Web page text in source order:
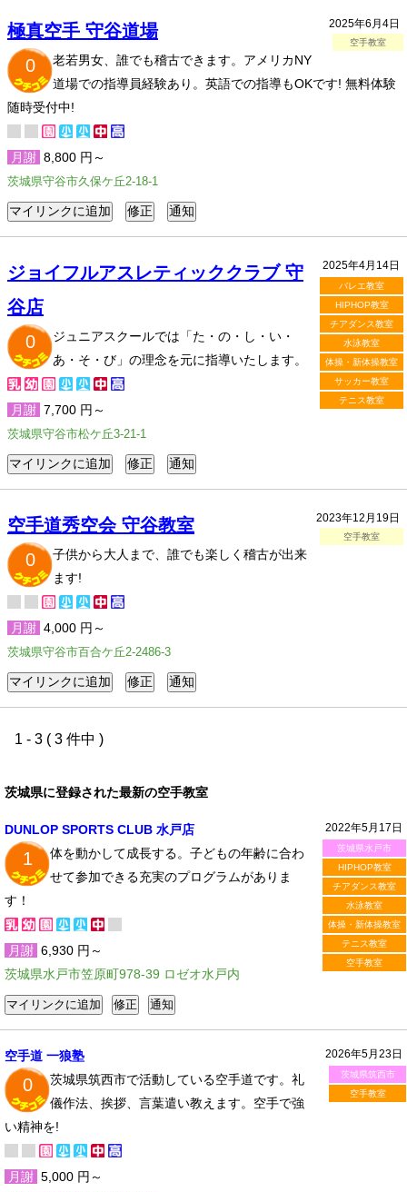
2025年6月4日
空手教室
極真空手 守谷道場
0
老若男女、誰でも稽古できます。アメリカNY
道場での指導員経験あり。英語での指導もOKです! 無料体験
随時受付中!
月謝 8,800 円～
茨城県守谷市久保ケ丘2-18-1
2025年4月14日
バレエ教室
HIPHOP教室
チアダンス教室
水泳教室
体操・新体操教室
サッカー教室
テニス教室
ジョイフルアスレティッククラブ 守
谷店
0
ジュニアスクールでは「た・の・し・い・
あ・そ・び」の理念を元に指導いたします。
月謝 7,700 円～
茨城県守谷市松ケ丘3-21-1
2023年12月19日
空手教室
空手道秀空会 守谷教室
0
子供から大人まで、誰でも楽しく稽古が出来
ます!
月謝 4,000 円～
茨城県守谷市百合ケ丘2-2486-3
1 - 3 ( 3 件中 )
茨城県に登録された最新の空手教室
2022年5月17日
茨城県水戸市
HIPHOP教室
チアダンス教室
水泳教室
体操・新体操教室
テニス教室
空手教室
DUNLOP SPORTS CLUB 水戸店
1
体を動かして成長する。子どもの年齢に合わ
せて参加できる充実のプログラムがありま
す！
月謝 6,930 円～
茨城県水戸市笠原町978-39 ロゼオ水戸内
2026年5月23日
茨城県筑西市
空手教室
空手道 一狼塾
0
茨城県筑西市で活動している空手道です。礼
儀作法、挨拶、言葉遣い教えます。空手で強
い精神を!
月謝 5,000 円～